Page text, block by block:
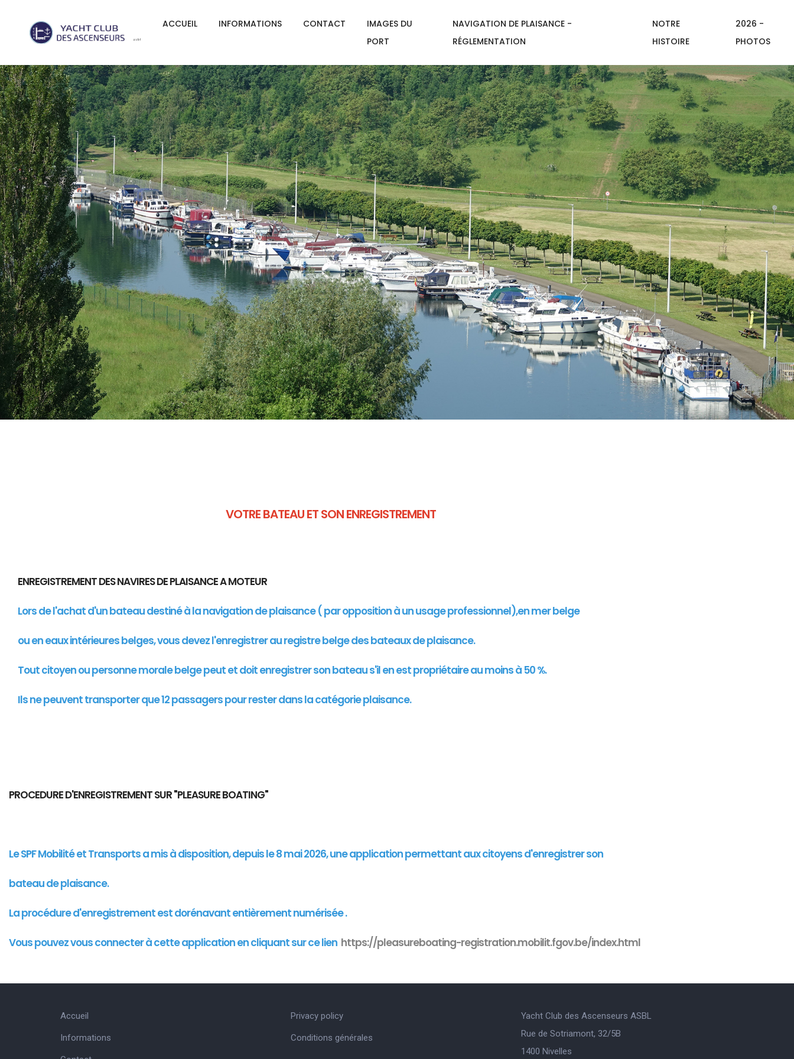
ACCUEIL INFORMATIONS CONTACT
IMAGES DU
PORT
NAVIGATION DE PLAISANCE -
RÉGLEMENTATION
NOTRE
HISTOIRE
2026 -
PHOTOS
VOTRE BATEAU ET SON ENREGISTREMENT
ENREGISTREMENT DES NAVIRES DE PLAISANCE A MOTEUR
Lors de l'achat d'un bateau destiné à la navigation de plaisance ( par opposition à un usage professionnel),en mer belge
ou en eaux intérieures belges, vous devez l'enregistrer au registre belge des bateaux de plaisance.
Tout citoyen ou personne morale belge peut et doit enregistrer son bateau s'il en est propriétaire au moins à 50 %.
Ils ne peuvent transporter que 12 passagers pour rester dans la catégorie plaisance.
PROCEDURE D'ENREGISTREMENT SUR "PLEASURE BOATING"
Le SPF Mobilité et Transports a mis à disposition, depuis le 8 mai 2026, une application permettant aux citoyens d'enregistrer son
bateau de plaisance.
La procédure d'enregistrement est dorénavant entièrement numérisée .
Vous pouvez vous connecter à cetteapplicationen cliquant sur ce lien https://pleasureboating-registration.mobilit.fgov.be/index.html
Accueil
Informations
Privacy policy
Conditions générales
Yacht Club des Ascenseurs ASBL
Rue de Sotriamont, 32/5B
1400 Nivelles